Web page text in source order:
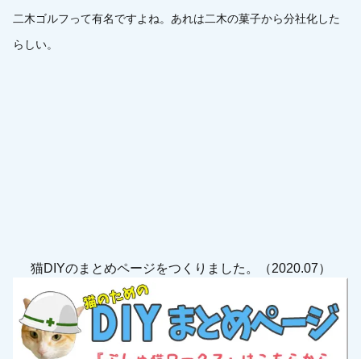
二木ゴルフって有名ですよね。あれは二木の菓子から分社化した
らしい。
猫DIYのまとめページをつくりました。（2020.07）